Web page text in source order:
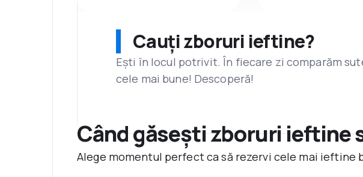
Cauți zboruri ieftine?
Ești în locul potrivit. În fiecare zi comparăm
cele mai bune! Descoperă!
Când găsești zboruri ieftine
Alege momentul perfect ca să rezervi cele mai ieftine